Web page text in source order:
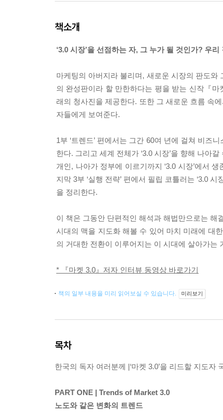
책소개
‘3.0 시장’을 선점하는 자, 그 누가 될 것인가? 우
마케팅의 아버지라 불리며, 새로운 시장의 판도
의 완성판이라 할 만한하다는 평을 받는 신작『마
래의 청사진을 제공한다. 또한 그 새로운 흐름 속
자들에게 보여준다.
1부 ‘트렌드’ 편에서는 그간 60여 년에 걸쳐 비즈
한다. 그리고 세계 전체가 ‘3.0 시장’을 향해 나아
개인, 나아가 정부에 이르기까지 ‘3.0 시장’에서
지막 3부 ‘실행 전략’ 편에서 필립 코틀러는 ‘3.0
을 정리한다.
이 책은 그동안 단편적인 해석과 해법만으로는 해
시대의 맥을 지도화 해볼 수 있어 마치 미래에 대
의 거대한 전환이 이루어지는 이 시대에 살아가는
* 『마켓 3.0』저자 인터뷰 동영상 바로가기
책의 일부 내용을 미리 읽어보실 수 있습니다. 미리보기
목차
한국의 독자 여러분께 |‘마켓 3.0’을 리드할 지도자
PART ONE | Trends of Market 3.0
노도와 같은 변화의 트렌드